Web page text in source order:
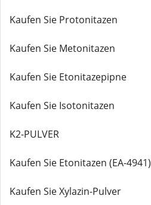
Kaufen Sie Protonitazen
Kaufen Sie Metonitazen
Kaufen Sie Etonitazepipne
Kaufen Sie Isotonitazen
K2-PULVER
Kaufen Sie Etonitazen (EA-4941)
Kaufen Sie Xylazin-Pulver